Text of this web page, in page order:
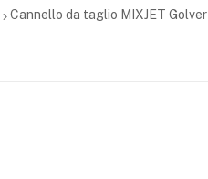
Cannello da taglio MIXJET Golver